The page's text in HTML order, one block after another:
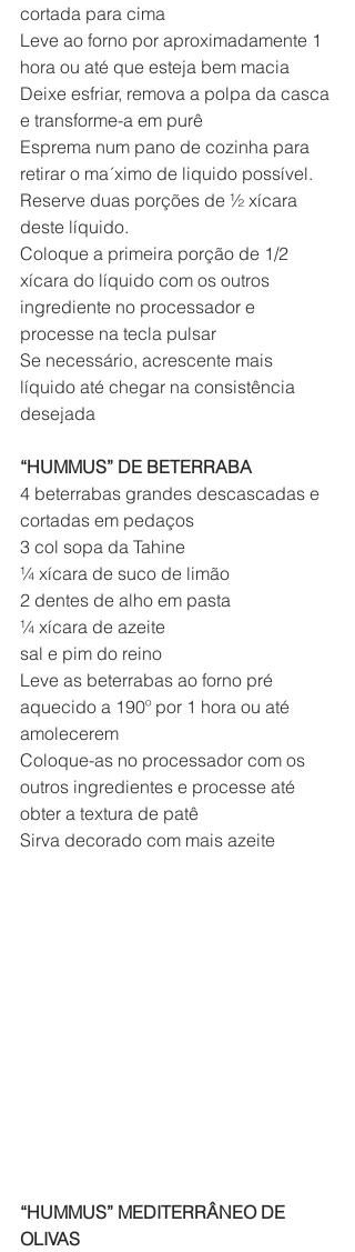
cortada para cima
Leve ao forno por aproximadamente 1
hora ou até que esteja bem macia
Deixe esfriar, remova a polpa da casca
e transforme-a em purê
Esprema num pano de cozinha para
retirar o ma´ximo de liquido possível.
Reserve duas porções de ½ xícara
deste líquido.
Coloque a primeira porção de 1/2
xícara do líquido com os outros
ingrediente no processador e
processe na tecla pulsar
Se necessário, acrescente mais
líquido até chegar na consistência
desejada
“HUMMUS” DE BETERRABA
4 beterrabas grandes descascadas e
cortadas em pedaços
3 col sopa da Tahine
¼ xícara de suco de limão
2 dentes de alho em pasta
¼ xícara de azeite
sal e pim do reino
Leve as beterrabas ao forno pré
aquecido a 190º por 1 hora ou até
amolecerem
Coloque-as no processador com os
outros ingredientes e processe até
obter a textura de patê
Sirva decorado com mais azeite
“HUMMUS” MEDITERRÂNEO DE
OLIVAS